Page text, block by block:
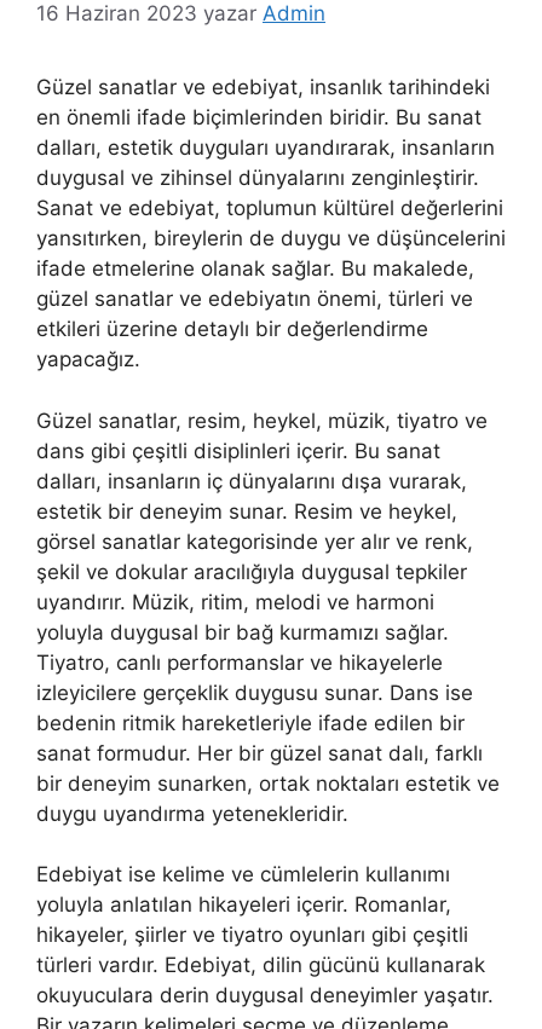
16 Haziran 2023 yazar Admin
Güzel sanatlar ve edebiyat, insanlık tarihindeki
en önemli ifade biçimlerinden biridir. Bu sanat
dalları, estetik duyguları uyandırarak, insanların
duygusal ve zihinsel dünyalarını zenginleştirir.
Sanat ve edebiyat, toplumun kültürel değerlerini
yansıtırken, bireylerin de duygu ve düşüncelerini
ifade etmelerine olanak sağlar. Bu makalede,
güzel sanatlar ve edebiyatın önemi, türleri ve
etkileri üzerine detaylı bir değerlendirme
yapacağız.
Güzel sanatlar, resim, heykel, müzik, tiyatro ve
dans gibi çeşitli disiplinleri içerir. Bu sanat
dalları, insanların iç dünyalarını dışa vurarak,
estetik bir deneyim sunar. Resim ve heykel,
görsel sanatlar kategorisinde yer alır ve renk,
şekil ve dokular aracılığıyla duygusal tepkiler
uyandırır. Müzik, ritim, melodi ve harmoni
yoluyla duygusal bir bağ kurmamızı sağlar.
Tiyatro, canlı performanslar ve hikayelerle
izleyicilere gerçeklik duygusu sunar. Dans ise
bedenin ritmik hareketleriyle ifade edilen bir
sanat formudur. Her bir güzel sanat dalı, farklı
bir deneyim sunarken, ortak noktaları estetik ve
duygu uyandırma yetenekleridir.
Edebiyat ise kelime ve cümlelerin kullanımı
yoluyla anlatılan hikayeleri içerir. Romanlar,
hikayeler, şiirler ve tiyatro oyunları gibi çeşitli
türleri vardır. Edebiyat, dilin gücünü kullanarak
okuyuculara derin duygusal deneyimler yaşatır.